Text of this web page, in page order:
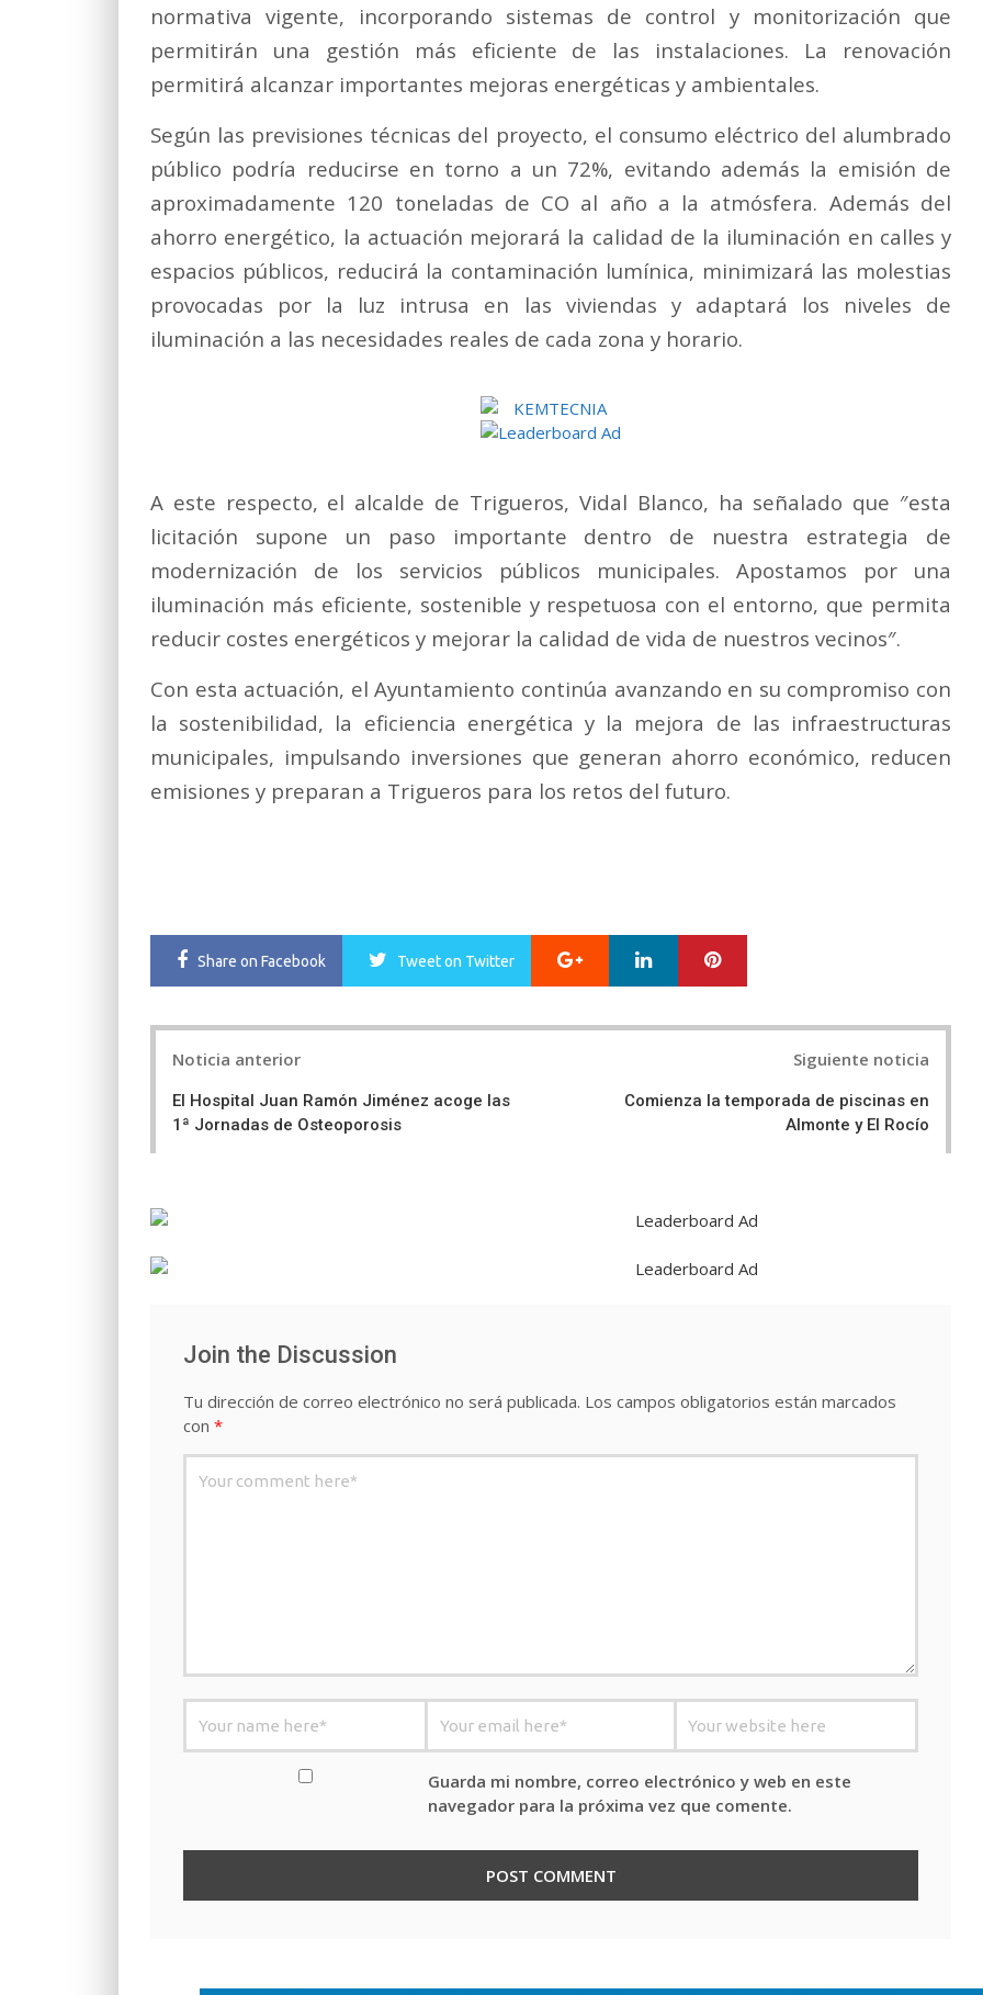
normativa vigente, incorporando sistemas de control y monitorización que
permitirán una gestión más eficiente de las instalaciones. La renovación
permitirá alcanzar importantes mejoras energéticas y ambientales.
Según las previsiones técnicas del proyecto, el consumo eléctrico del alumbrado
público podría reducirse en torno a un 72%, evitando además la emisión de
aproximadamente 120 toneladas de CO al año a la atmósfera. Además del
ahorro energético, la actuación mejorará la calidad de la iluminación en calles y
espacios públicos, reducirá la contaminación lumínica, minimizará las molestias
provocadas por la luz intrusa en las viviendas y adaptará los niveles de
iluminación a las necesidades reales de cada zona y horario.
A este respecto, el alcalde de Trigueros, Vidal Blanco, ha señalado que ″esta
licitación supone un paso importante dentro de nuestra estrategia de
modernización de los servicios públicos municipales. Apostamos por una
iluminación más eficiente, sostenible y respetuosa con el entorno, que permita
reducir costes energéticos y mejorar la calidad de vida de nuestros vecinos″.
Con esta actuación, el Ayuntamiento continúa avanzando en su compromiso con
la sostenibilidad, la eficiencia energética y la mejora de las infraestructuras
municipales, impulsando inversiones que generan ahorro económico, reducen
emisiones y preparan a Trigueros para los retos del futuro.
Share on Facebook Tweeton Twitter Google+ LinkedIn
Noticia anterior
El Hospital Juan Ramón Jiménez acoge las
1ª Jornadas de Osteoporosis
Siguiente noticia
Comienza la temporada de piscinas en
Almonte y El Rocío
Join the Discussion
Tu dirección de correo electrónico no será publicada. Los campos obligatorios están marcados
con *
Guarda mi nombre, correo electrónico y web en este
navegador para la próxima vez que comente.